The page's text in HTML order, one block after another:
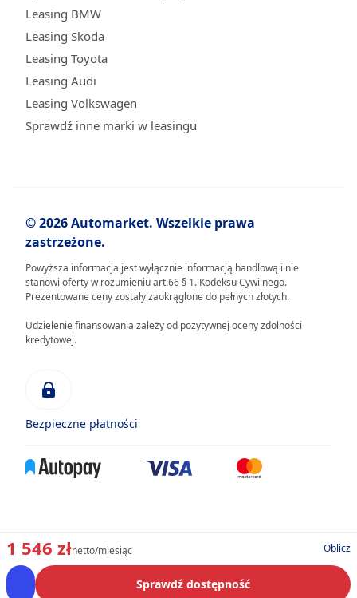
1 546 złnetto/miesiąc Oblicz
Sprawdź dostępność
Leasing BMW
Leasing Skoda
Leasing Toyota
Leasing Audi
Leasing Volkswagen
Sprawdź inne marki w leasingu
© 2026 Automarket. Wszelkie prawa
zastrzeżone.
Powyższa informacja jest wyłącznie informacją handlową i nie
stanowi oferty w rozumieniu art.66 § 1. Kodeksu Cywilnego.
Prezentowane ceny zostały zaokrąglone do pełnych złotych.
Udzielenie finansowania zależy od pozytywnej oceny zdolności
kredytowej.
Bezpieczne płatności